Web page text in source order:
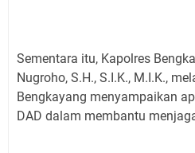
Sementara itu, Kapolres
Nugroho, S.H., S.I.K., M.I.K.,
Bengkayang menyampaikan
DAD dalam membantu